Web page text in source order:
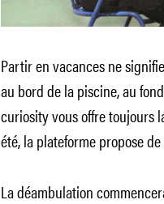
Partir en vacances ne
au bord de la piscine, au
curiosity vous offre toujours
été, la plateforme propose
La déambulation